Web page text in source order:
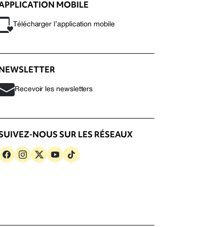
MOBILE
Télécharger l’application mobile
Recevoir les newsletters
NOUS SUR LES RÉSEAUX